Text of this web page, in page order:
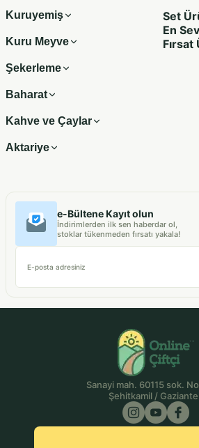
Kuruyemiş
Kuru Meyve
Şekerleme
Baharat
Kahve ve Çaylar
Aktariye
Set
En
e-Bültene Kayıt olun
İndirimlerden ilk sen haberdar ol,
stoklar tükenmeden fırsatı yakala!
E-posta adresiniz
Sanayi mah. 60115 sok.
Şehitkamil /